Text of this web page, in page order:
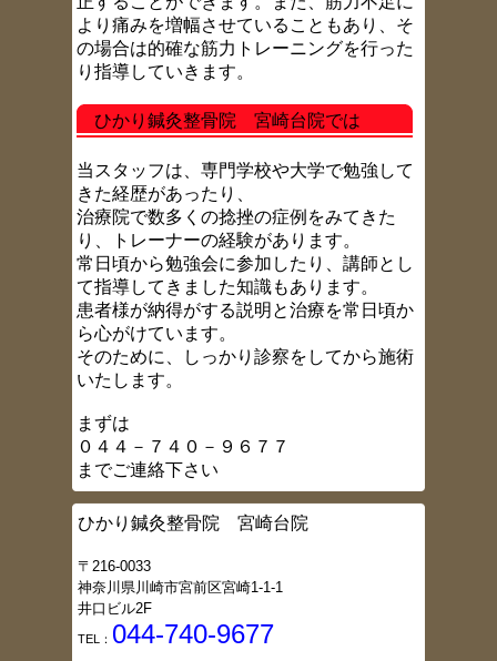
より痛みを増幅させていることもあり、そ
の場合は的確な筋力トレーニングを行った
り指導していきます。
ひかり鍼灸整骨院 宮崎台院では
当スタッフは、専門学校や大学で勉強して
きた経歴があったり、
治療院で数多くの捻挫の症例をみてきた
り、トレーナーの経験があります。
常日頃から勉強会に参加したり、講師とし
て指導してきました知識もあります。
患者様が納得がする説明と治療を常日頃か
ら心がけています。
そのために、しっかり診察をしてから施術
いたします。
まずは
０４４－７４０－９６７７
までご連絡下さい
ひかり鍼灸整骨院 宮崎台院
〒216-0033
神奈川県川崎市宮前区宮崎1-1-1
井口ビル2F
TEL： 044-740-9677